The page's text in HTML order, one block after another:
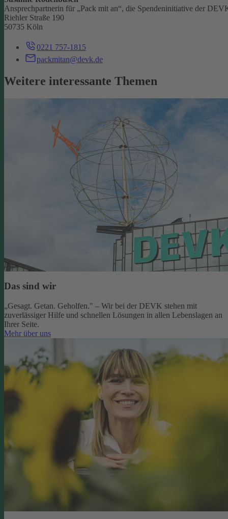
Ansprechpartnerin für „Pack mit an“, die Spendeninitiative der
Riehler Straße 190
50735 Köln
0221 757-1815
packmitan@devk.de
Weitere interessante Themen
Das sind wir
„Gesagt. Getan. Geholfen." – Wir bei der DEVK stehen mit
zuverlässiger Hilfe und schnellen Lösungen in allen Lebenslagen an
Ihrer Seite.
Mehr über uns